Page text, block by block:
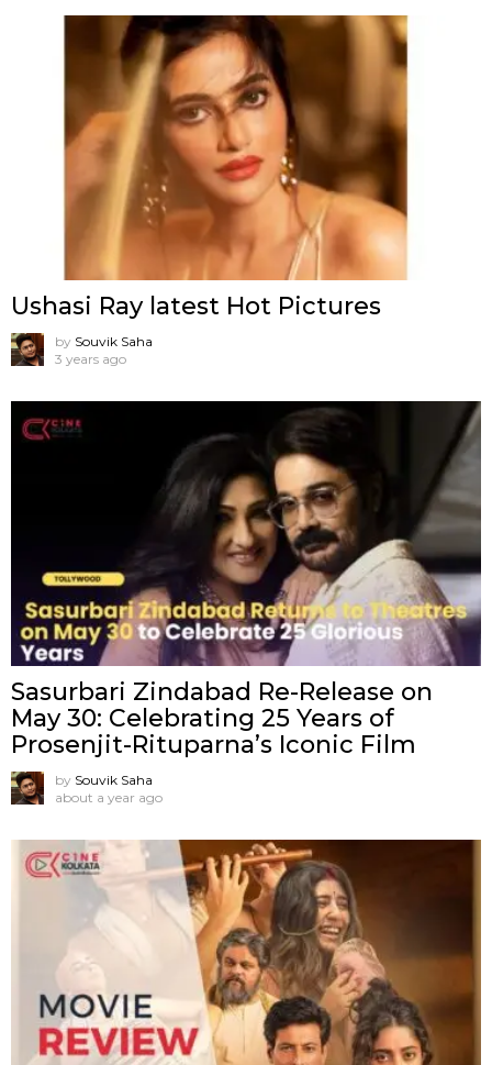
Ushasi Ray latest Hot Pictures
by Souvik Saha
3 years ago
Sasurbari Zindabad Re-Release on
May 30: Celebrating 25 Years of
Prosenjit-Rituparna’s Iconic Film
by Souvik Saha
about a year ago